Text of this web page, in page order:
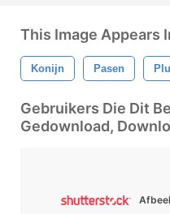
This Image Appears
Konijn Pasen
Gebruikers Die Dit
Gedownload,